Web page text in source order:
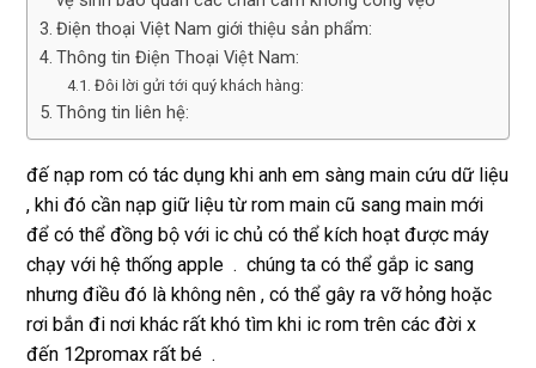
Điện thoại Việt Nam giới thiệu sản phẩm:
Thông tin Điện Thoại Việt Nam:
Đôi lời gửi tới quý khách hàng:
Thông tin liên hệ:
đế nạp rom có tác dụng khi anh em sàng main cứu dữ liệu
, khi đó cần nạp giữ liệu từ rom main cũ sang main mới
để có thể đồng bộ với ic chủ có thể kích hoạt được máy
chạy với hệ thống apple . chúng ta có thể gắp ic sang
nhưng điều đó là không nên , có thể gây ra vỡ hỏng hoặc
rơi bắn đi nơi khác rất khó tìm khi ic rom trên các đời x
đến 12promax rất bé .